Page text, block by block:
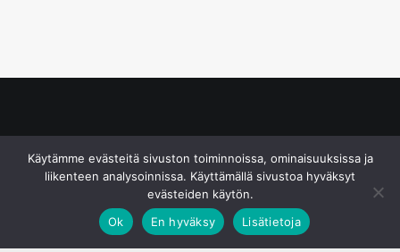
Käytämme evästeitä sivuston toiminnoissa, ominaisuuksissa ja
liikenteen analysoinnissa. Käyttämällä sivustoa hyväksyt
evästeiden käytön.
Ok
En hyväksy Lisätietoja